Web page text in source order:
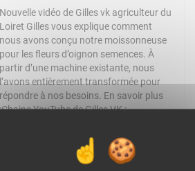
Nouvelle vidéo de Gilles vk agriculteur du
Loiret Gilles vous explique comment
nous avons conçu notre moissonneuse
pour les fleurs d’oignon semences. À
partir d’une machine existante, nous
l’avons entièrement transformée pour
répondre à nos besoins. En savoir plus
:Chaine YouTube de Gilles VK :
: @gilles_vk Facebook :
https://www.facebook.com/Gilles_vk-
1728424127434851 Article de WikiAgri